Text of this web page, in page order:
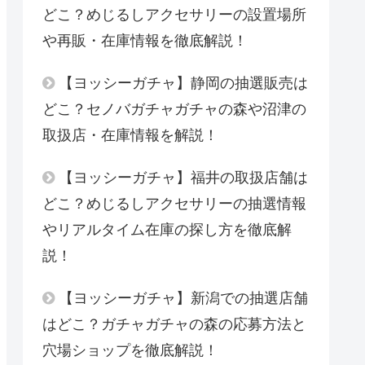
どこ？めじるしアクセサリーの設置場所
や再販・在庫情報を徹底解説！
【ヨッシーガチャ】静岡の抽選販売は
どこ？セノバガチャガチャの森や沼津の
取扱店・在庫情報を解説！
【ヨッシーガチャ】福井の取扱店舗は
どこ？めじるしアクセサリーの抽選情報
やリアルタイム在庫の探し方を徹底解
説！
【ヨッシーガチャ】新潟での抽選店舗
はどこ？ガチャガチャの森の応募方法と
穴場ショップを徹底解説！